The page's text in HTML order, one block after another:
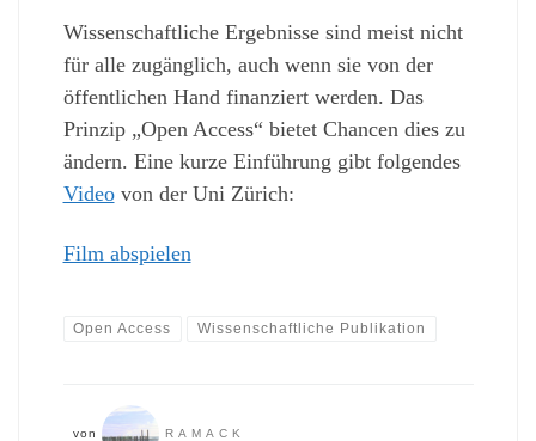
Wissenschaftliche Ergebnisse sind meist nicht
für alle zugänglich, auch wenn sie von der
öffentlichen Hand finanziert werden. Das
Prinzip „Open Access“ bietet Chancen dies zu
ändern. Eine kurze Einführung gibt folgendes
Videovon der Uni Zürich:
Film abspielen
Open Access Wissenschaftliche Publikation
von RAMACK